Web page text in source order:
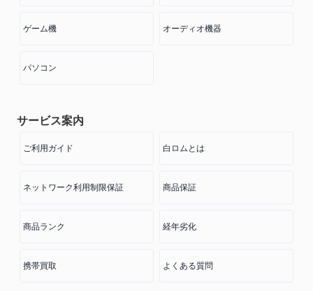
ゲーム機 オーディオ機器
パソコン
サービス案内
ご利用ガイド 白ロムとは
ネットワーク利用制限保証 商品保証
商品ランク 経年劣化
携帯買取 よくある質問